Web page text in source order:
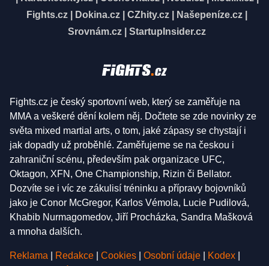
Fights.cz
Dokina.cz CZhity.cz Našepeníze.cz
Srovnám.cz
StartupInsider.cz
Fights.cz je český sportovní web, který se zaměřuje na
MMA a veškeré dění kolem něj. Dočtete se zde novinky ze
světa mixed martial arts, o tom, jaké zápasy se chystají i
jak dopadly už proběhlé. Zaměřujeme se na českou i
zahraniční scénu, především pak organizace UFC,
Oktagon, XFN, One Championship, Rizin či Bellator.
Dozvíte se i víc ze zákulisí tréninku a přípravy bojovníků
jako je Conor McGregor, Karlos Vémola, Lucie Pudilová,
Khabib Nurmagomedov, Jiří Procházka, Sandra Mašková
a mnoha dalších.
Reklama Redakce Cookies Osobní údaje Kodex